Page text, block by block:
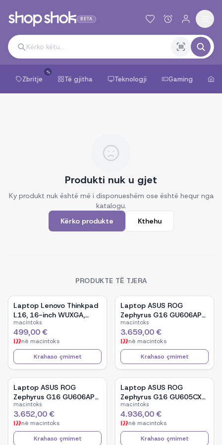
BETA
Zbritje
%
Të gjitha Teknologji Gaming
Produkti nuk u gjet
Ky produkt nuk është më i disponueshëm ose është hequr nga
katalogu.
Kërko produkte
Kthehu
PRODUKTE TË TJERA
Laptop Lenovo Thinkpad
L16, 16-inch WUXGA,
AMD Ryzen 5 Pro-7535U,
16GB Ram DDR5, 512GB
SSD - Black
macintoks
499,00 €
në macintoks
Krahaso çmimet
Laptop ASUS ROG
Zephyrus G16 GU606AP-
TB039W, 16-inch OLED,
Intel Core Ultra 9 386H,
NVIDIA GeForce RTX
5070, 32GB RAM, 1TB
SSD, Windows 11 - White
macintoks
3.659,00 €
në macintoks
Krahaso çmimet
Laptop ASUS ROG
Zephyrus G16 GU606AP-
TB041W, 16-inch OLED,
Intel Core Ultra 9 386H,
NVIDIA GeForce RTX
5070, 32GB RAM, 1TB
macintoks
3.652,00 €
në macintoks
Krahaso çmimet
Laptop ASUS ROG
Zephyrus G16 GU605CX-
QR106W, 16-inch WQXGA
OLED, Intel Core Ultra 9
285H, NVIDIA GeForce
RTX 5090, 32GB RAM,
macintoks
4.936,00 €
në macintoks
Krahaso çmimet